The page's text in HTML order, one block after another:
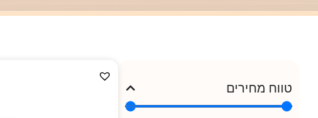
טווח מחירים